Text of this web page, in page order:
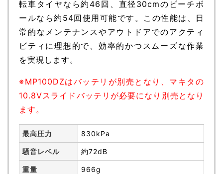
転車タイヤなら約46回、直径30cmのビーチボ
ールなら約54回使用可能です。この性能は、日
常的なメンテナンスやアウトドアでのアクティ
ビティに理想的で、効率的かつスムーズな作業
を実現します。
※MP100DZはバッテリが別売となり、マキタの
10.8Vスライドバッテリが必要になり別売となり
ます。
最高圧力 830kPa
騒音レベル 約72dB
重量 966g